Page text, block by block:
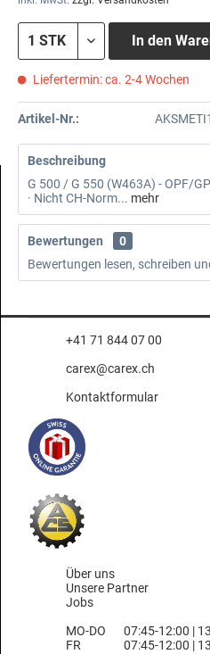
In den
Liefertermin: ca. 2-4 Wochen
Artikel-Nr.:
Beschreibung
G 500 / G 550 (W463A) - OPF/
· Nicht CH-Norm... mehr
Bewertungen
0
Bewertungen lesen, schreiben
+41 71 844 07 00
carex@carex.ch
Kontaktformular
Über uns
Unsere Partner
Jobs
MO-DO
FR
07:45-12:00 |
07:45-12:00 |